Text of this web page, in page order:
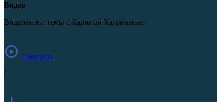
Видео
Видеоанонс темы с Кариной Каграманян
Смотреть
/